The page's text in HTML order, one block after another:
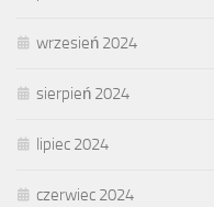
wrzesień 2024
sierpień 2024
lipiec 2024
czerwiec 2024